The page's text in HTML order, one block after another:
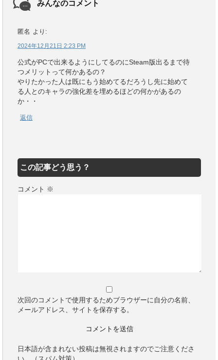
みんなのコメント
匿名 より:
2024年12月21日 2:23 PM
公式がPCで出来るようにしてるのにSteam版出るまで待
つメリットって何かあるの？
やりたかった人は既にもう始めてるだろうし先に始めて
る人とのキャラの強化差を埋めるほどの何かがあるの
か・・
返信
この記事どう思う？
コメント ※
次回のコメントで使用するためブラウザーに自分の名前、
メールアドレス、サイトを保存する。
日本語が含まれない投稿は無視されますのでご注意くださ
い。（スパム対策）